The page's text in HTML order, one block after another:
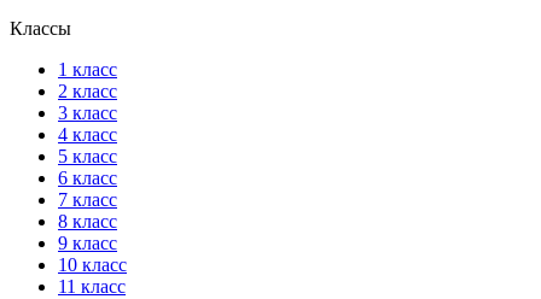
Классы
1 класс
2 класс
3 класс
4 класс
5 класс
6 класс
7 класс
8 класс
9 класс
10 класс
11 класс